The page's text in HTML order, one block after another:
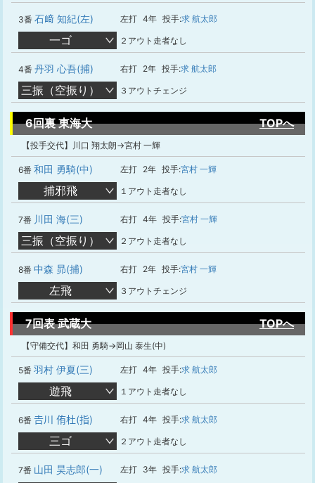
3番 石﨑 知紀(左) 左打 4年 投手:求 航太郎
一ゴ ２アウト走者なし
4番 丹羽 心吾(捕) 右打 2年 投手:求 航太郎
三振（空振り） ３アウトチェンジ
6回裏 東海大 TOPへ
【投手交代】川口 翔太朗→宮村 一輝
6番 和田 勇騎(中) 左打 2年 投手:宮村 一輝
捕邪飛 １アウト走者なし
7番 川田 海(三) 右打 4年 投手:宮村 一輝
三振（空振り） ２アウト走者なし
8番 中森 昴(捕) 右打 2年 投手:宮村 一輝
左飛 ３アウトチェンジ
7回表 武蔵大 TOPへ
【守備交代】和田 勇騎→岡山 泰生(中)
5番 羽村 伊夏(三) 左打 4年 投手:求 航太郎
遊飛 １アウト走者なし
6番 𠮷川 侑杜(指) 右打 4年 投手:求 航太郎
三ゴ ２アウト走者なし
7番 山田 昊志郎(一) 左打 3年 投手:求 航太郎